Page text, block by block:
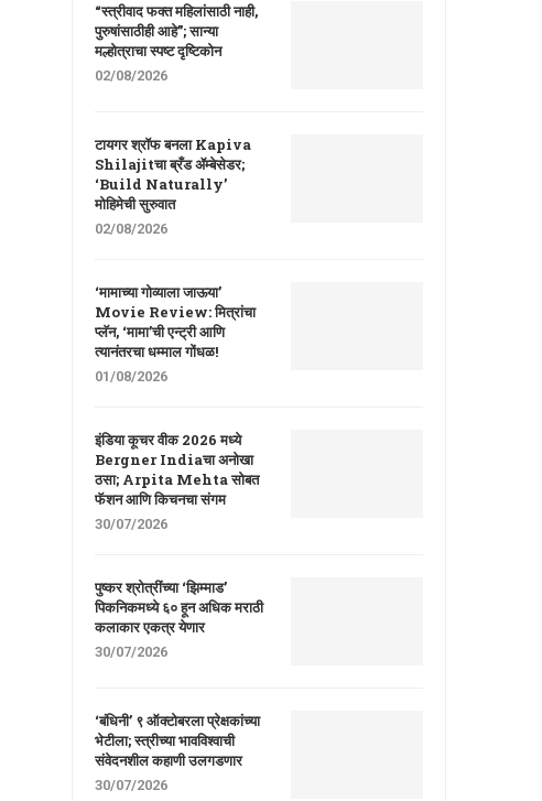
“स्त्रीवाद फक्त महिलांसाठी नाही,
पुरुषांसाठीही आहे”; सान्या
मल्होत्राचा स्पष्ट दृष्टिकोन
02/08/2026
टायगर श्रॉफ बनला Kapiva
Shilajitचा ब्रँड ॲम्बेसेडर;
‘Build Naturally’
मोहिमेची सुरुवात
02/08/2026
‘मामाच्या गोव्याला जाऊया’
Movie Review: मित्रांचा
प्लॅन, ‘मामा’ची एन्ट्री आणि
त्यानंतरचा धम्माल गोंधळ!
01/08/2026
इंडिया कूचर वीक 2026 मध्ये
Bergner Indiaचा अनोखा
ठसा; Arpita Mehta सोबत
फॅशन आणि किचनचा संगम
30/07/2026
पुष्कर श्रोत्रींच्या ‘झिम्माड’
पिकनिकमध्ये ६० हून अधिक मराठी
कलाकार एकत्र येणार
30/07/2026
‘बंधिनी’ ९ ऑक्टोबरला प्रेक्षकांच्या
भेटीला; स्त्रीच्या भावविश्वाची
संवेदनशील कहाणी उलगडणार
30/07/2026